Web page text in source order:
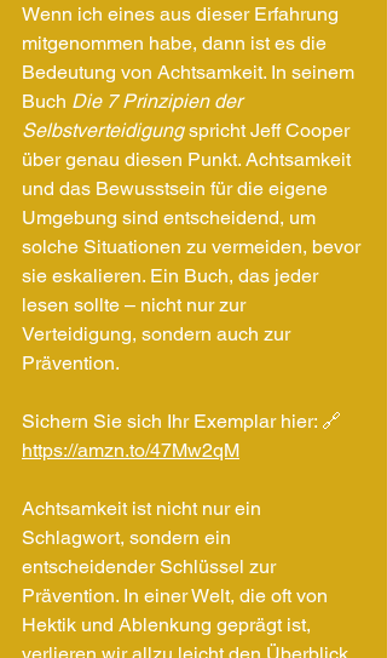
Wenn ich eines aus dieser Erfahrung
mitgenommen habe, dann ist es die
Bedeutung von Achtsamkeit. In seinem
Buch Die 7 Prinzipien der
Selbstverteidigung spricht Jeff Cooper
über genau diesen Punkt. Achtsamkeit
und das Bewusstsein für die eigene
Umgebung sind entscheidend, um
solche Situationen zu vermeiden, bevor
sie eskalieren. Ein Buch, das jeder
lesen sollte – nicht nur zur
Verteidigung, sondern auch zur
Prävention.
Sichern Sie sich Ihr Exemplar hier: 🔗
https://amzn.to/47Mw2qM
Achtsamkeit ist nicht nur ein
Schlagwort, sondern ein
entscheidender Schlüssel zur
Prävention. In einer Welt, die oft von
Hektik und Ablenkung geprägt ist,